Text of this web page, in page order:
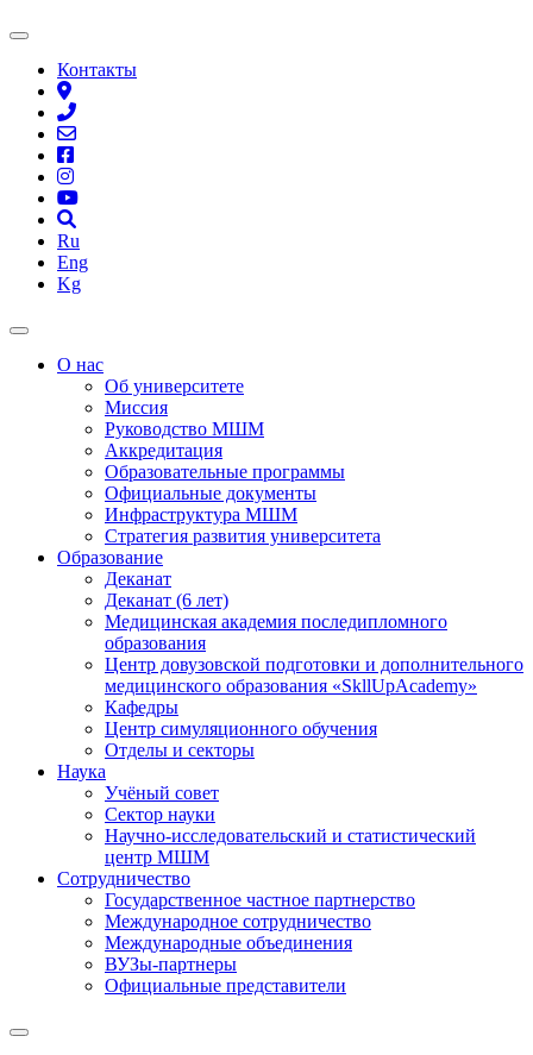
Контакты
Ru
Eng
Kg
О нас
Об университете
Миссия
Руководство МШМ
Аккредитация
Образовательные программы
Официальные документы
Инфраструктура МШМ
Стратегия развития университета
Образование
Деканат
Деканат (6 лет)
Медицинская академия последипломного
образования
Центр довузовской подготовки и дополнительного
медицинского образования «SkllUpAcademy»
Кафедры
Центр симуляционного обучения
Отделы и секторы
Наука
Учёный совет
Сектор науки
Научно-исследовательский и статистический
центр МШМ
Сотрудничество
Государственное частное партнерство
Международное сотрудничество
Международные объединения
ВУЗы-партнеры
Официальные представители